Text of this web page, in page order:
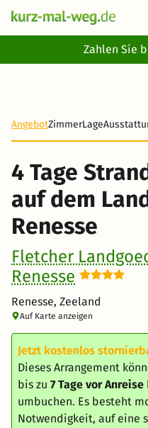
Zahlen Sie
AngebotZimmerLage
4 Tage
auf dem
Renesse
Fletcher
Renesse
Renesse, Zeeland
Auf Karte anzeigen
Jetzt kostenlos
Dieses Arrangement
bis zu 7 Tage vor Anreise
umbuchen. Es besteht
Notwendigkeit, auf eine